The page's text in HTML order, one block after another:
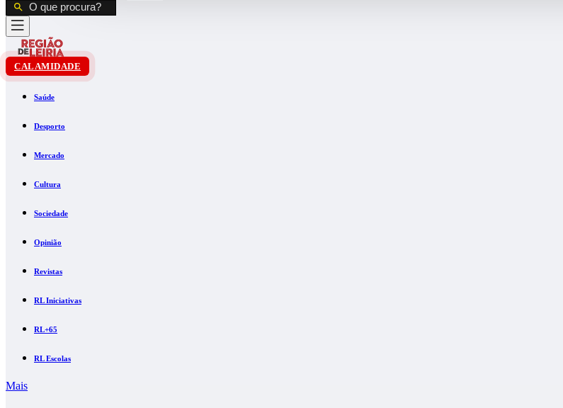
CALAMIDADE
Saúde
Desporto
Mercado
Cultura
Sociedade
Opinião
Revistas
RL Iniciativas
RL+65
RL Escolas
Mais